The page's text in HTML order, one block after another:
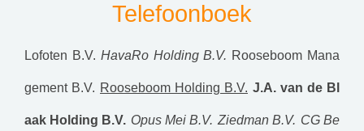
Telefoonboek
Lofoten B.V. HavaRo Holding B.V. Rooseboom Mana
gement B.V. Rooseboom Holding B.V. J.A. van de Bl
aak Holding B.V. Opus Mei B.V. Ziedman B.V. CG Be